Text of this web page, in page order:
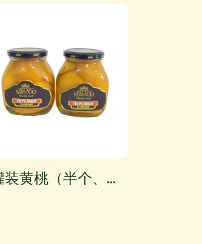
装黄桃（半个、片